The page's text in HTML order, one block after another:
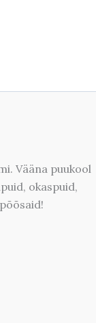
Vääna puukool
okaspuid,